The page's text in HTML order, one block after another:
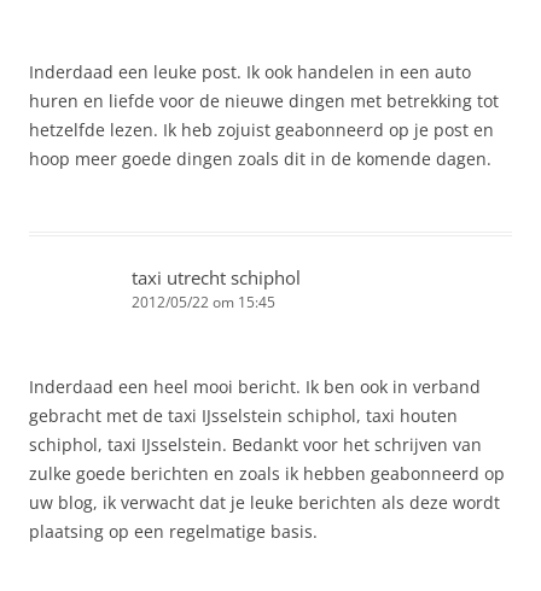
Inderdaad een leuke post. Ik ook handelen in een auto
huren en liefde voor de nieuwe dingen met betrekking tot
hetzelfde lezen. Ik heb zojuist geabonneerd op je post en
hoop meer goede dingen zoals dit in de komende dagen.
taxi utrecht schiphol
2012/05/22 om 15:45
Inderdaad een heel mooi bericht. Ik ben ook in verband
gebracht met de taxi IJsselstein schiphol, taxi houten
schiphol, taxi IJsselstein. Bedankt voor het schrijven van
zulke goede berichten en zoals ik hebben geabonneerd op
uw blog, ik verwacht dat je leuke berichten als deze wordt
plaatsing op een regelmatige basis.